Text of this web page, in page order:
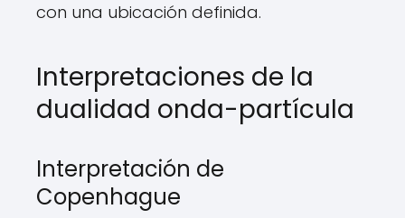
con una ubicación definida.
Interpretaciones de la
dualidad onda-partícula
Interpretación de
Copenhague